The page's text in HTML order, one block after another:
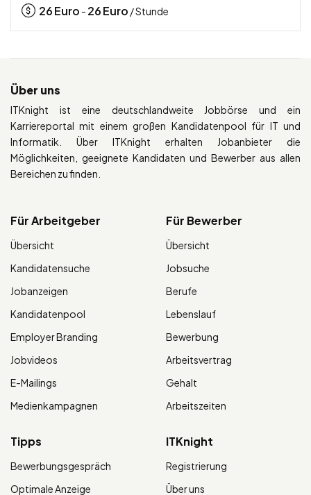
26Euro - 26Euro / Stunde
Über uns
ITKnight ist eine deutschlandweite Jobbörse und ein
Karriereportal mit einem großen Kandidatenpool für IT und
Informatik. Über ITKnight erhalten Jobanbieter die
Möglichkeiten, geeignete Kandidaten und Bewerber aus allen
Bereichen zu finden.
Für Arbeitgeber
Übersicht
Kandidatensuche
Jobanzeigen
Kandidatenpool
Employer Branding
Jobvideos
E-Mailings
Medienkampagnen
Für Bewerber
Übersicht
Jobsuche
Berufe
Lebenslauf
Bewerbung
Arbeitsvertrag
Gehalt
Arbeitszeiten
Tipps
Bewerbungsgespräch
Optimale Anzeige
ITKnight
Registrierung
Über uns